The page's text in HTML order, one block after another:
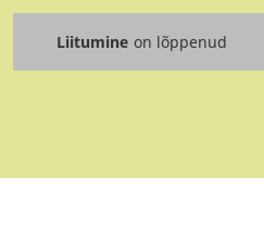
Liitumine on lõppenud